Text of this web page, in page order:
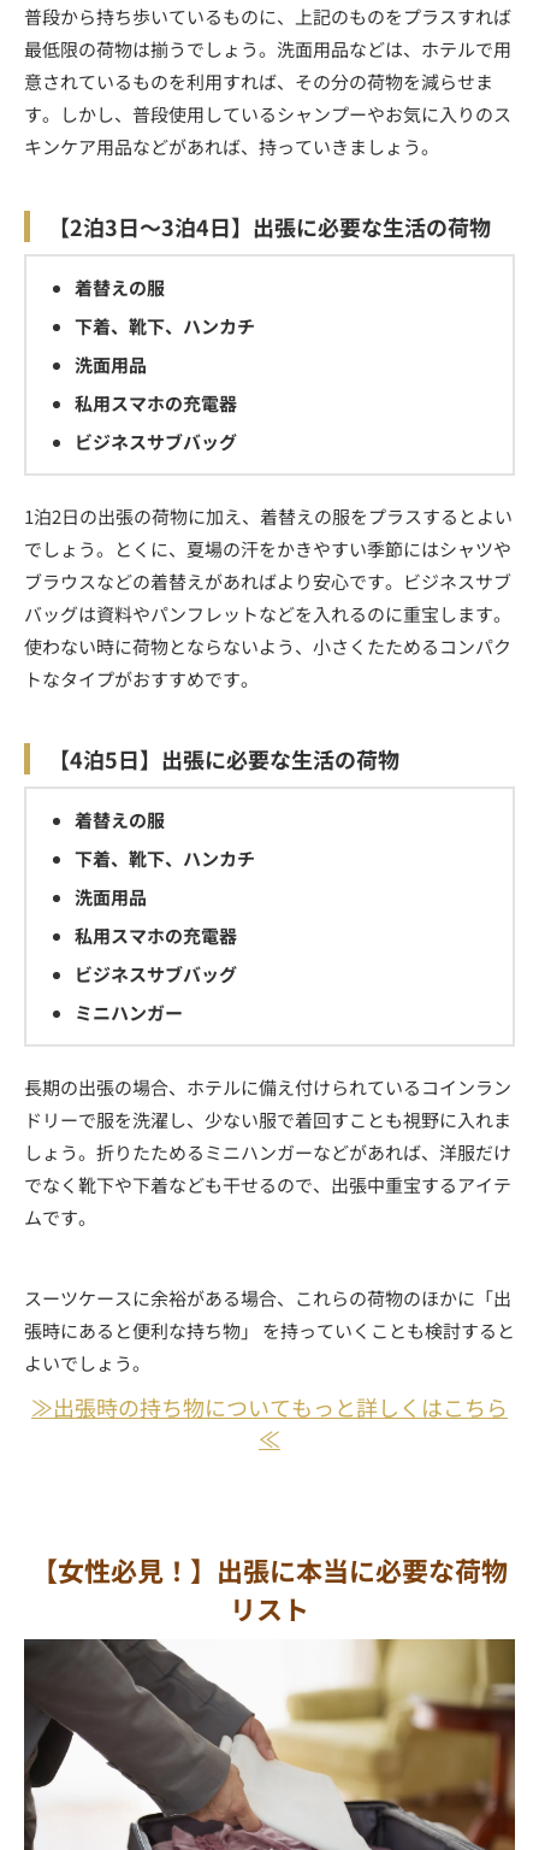
普段から持ち歩いているものに、上記のものをプラスすれば
最低限の荷物は揃うでしょう。洗面用品などは、ホテルで用
意されているものを利用すれば、その分の荷物を減らせま
す。しかし、普段使用しているシャンプーやお気に入りのス
キンケア用品などがあれば、持っていきましょう。
【2泊3日～3泊4日】出張に必要な生活の荷物
着替えの服
下着、靴下、ハンカチ
洗面用品
私用スマホの充電器
ビジネスサブバッグ
1泊2日の出張の荷物に加え、着替えの服をプラスするとよい
でしょう。とくに、夏場の汗をかきやすい季節にはシャツや
ブラウスなどの着替えがあればより安心です。ビジネスサブ
バッグは資料やパンフレットなどを入れるのに重宝します。
使わない時に荷物とならないよう、小さくたためるコンパク
トなタイプがおすすめです。
【4泊5日】出張に必要な生活の荷物
着替えの服
下着、靴下、ハンカチ
洗面用品
私用スマホの充電器
ビジネスサブバッグ
ミニハンガー
長期の出張の場合、ホテルに備え付けられているコインラン
ドリーで服を洗濯し、少ない服で着回すことも視野に入れま
しょう。折りたためるミニハンガーなどがあれば、洋服だけ
でなく靴下や下着なども干せるので、出張中重宝するアイテ
ムです。
スーツケースに余裕がある場合、これらの荷物のほかに「出
張時にあると便利な持ち物」 を持っていくことも検討すると
よいでしょう。
≫出張時の持ち物についてもっと詳しくはこちら
≪
【女性必見！】出張に本当に必要な荷物
リスト